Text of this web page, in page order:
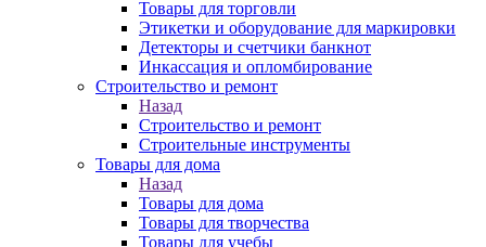
Товары для торговли
Этикетки и оборудование для маркировки
Детекторы и счетчики банкнот
Инкассация и опломбирование
Строительство и ремонт
Назад
Строительство и ремонт
Строительные инструменты
Товары для дома
Назад
Товары для дома
Товары для творчества
Товары для учебы